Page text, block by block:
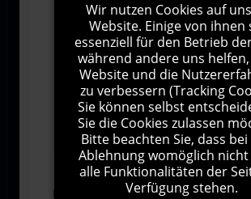
1000
Wir nutzen Cookies auf
Website. Einige von ihnen
essenziell für den Betrieb
während andere uns
Website und die
zu verbessern (Tracking
Sie können selbst
Sie die Cookies zulassen
Bitte beachten Sie, dass
Ablehnung womöglich
alle Funktionalitäten der
Verfügung stehen.